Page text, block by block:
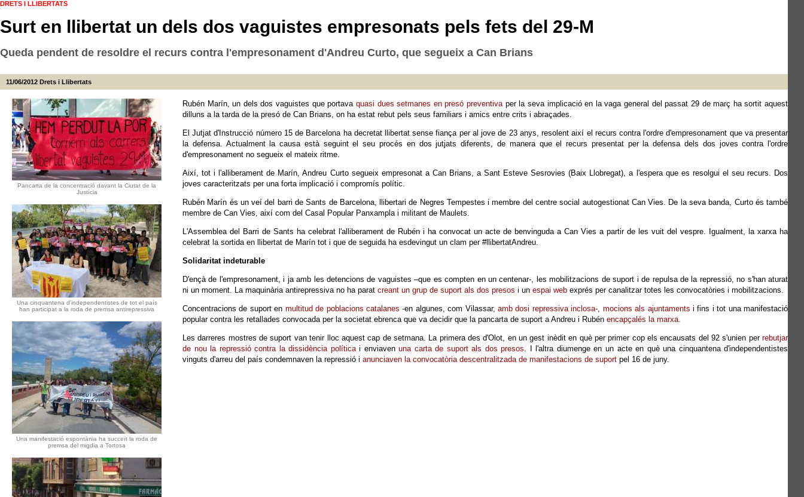
DRETS I LLIBERTATS
Surt en llibertat un dels dos vaguistes empresonats pels fets del 29-M
Queda pendent de resoldre el recurs contra l'empresonament d'Andreu Curto, que segueix a Can Brians
11/06/2012 Drets i Llibertats
Pancarta de la concentració davant la Ciutat de la
Justícia
Una cinquantena d'independentistes de tot el país
han participat a la roda de premsa antirepressiva
Una manifestació espontània ha succeït la roda de
premsa del migdia a Tortosa
Rubén Marín, un dels dos vaguistes que portava quasi dues setmanes en presó preventivaper la seva implicació en la vaga general del passat 29 de març ha sortit aquest
dilluns a la tarda de la presó de Can Brians, on ha estat rebut pels seus familiars i amics entre crits i abraçades.
El Jutjat d'Instrucció número 15 de Barcelona ha decretat llibertat sense fiança per al jove de 23 anys, resolent així el recurs contra l'ordre d'empresonament que va presentar
la defensa. Actualment la causa està seguint el seu procés en dos jutjats diferents, de manera que el recurs presentat per la defensa dels dos joves contra l'ordre
d'empresonament no segueix el mateix ritme.
Així, tot i l'alliberament de Marín, Andreu Curto segueix empresonat a Can Brians, a Sant Esteve Sesrovies (Baix Llobregat), a l'espera que es resolgui el seu recurs. Dos
joves caracteritzats per una forta implicació i compromís polític.
Rubén Marín és un veí del barri de Sants de Barcelona, llibertari de Negres Tempestes i membre del centre social autogestionat Can Vies. De la seva banda, Curto és també
membre de Can Vies, així com del Casal Popular Panxampla i militant de Maulets.
L'Assemblea del Barri de Sants ha celebrat l'alliberament de Rubén i ha convocat un acte de benvinguda a Can Vies a partir de les vuit del vespre. Igualment, la xarxa ha
celebrat la sortida en llibertat de Marín tot i que de seguida ha esdevingut un clam per #llibertatAndreu.
Solidaritat indeturable
D'ençà de l'empresonament, i ja amb les detencions de vaguistes –que es compten en un centenar-, les mobilitzacions de suport i de repulsa de la repressió, no s'han aturat
ni un moment. La maquinària antirepressiva no ha parat creant un grup de suport als dos presos i un espai web exprés per canalitzar totes les convocatòries i mobilitzacions.
Concentracions de suport en multitud de poblacions catalanes -en algunes, com Vilassar,amb dosi repressiva inclosa-, mocions als ajuntaments i fins i tot una manifestació
popular contra les retallades convocada per la societat ebrenca que va decidir que la pancarta de suport a Andreu i Rubén encapçalés la marxa.
Les darreres mostres de suport van tenir lloc aquest cap de setmana. La primera des d'Olot, en un gest inèdit en què per primer cop els encausats del 92 s'unien perrebutjar
de nou la repressió contra la dissidència políticai enviavenuna carta de suport als dos presos. I l'altra diumenge en un acte en què una cinquantena d'independentistes
vinguts d'arreu del país condemnaven la repressió i anunciaven la convocatòria descentralitzada de manifestacions de suport pel 16 de juny.